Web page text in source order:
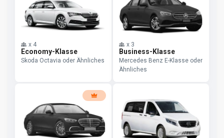
x 4
Economy-Klasse
Skoda Octavia oder Ähnliches
x 3
Business-Klasse
Mercedes Benz E-Klasse oder
Ähnliches